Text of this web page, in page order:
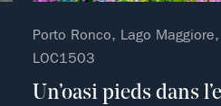
Porto Ronco, Lago
LOC1503
Un’oasi pieds dans